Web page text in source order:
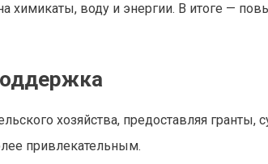
химикаты, воду и энергии. В итоге —
хозяйства, предоставляя гранты,
привлекательным.